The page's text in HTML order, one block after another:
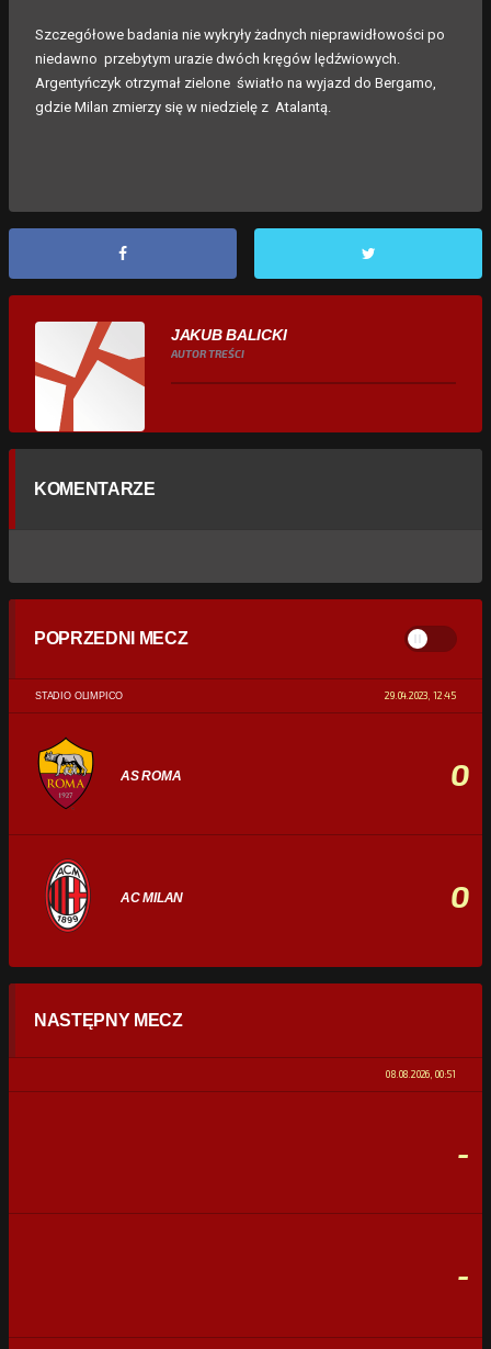
Szczegółowe badania nie wykryły żadnych nieprawidłowości po
niedawno przebytym urazie dwóch kręgów lędźwiowych.
Argentyńczyk otrzymał zielone światło na wyjazd do Bergamo,
gdzie Milan zmierzy się w niedzielę z Atalantą.
JAKUB BALICKI
AUTOR TREŚCI
KOMENTARZE
POPRZEDNI MECZ
STADIO OLIMPICO 29.04.2023, 12:45
AS ROMA 0
AC MILAN 0
STATYSTYKI
0% 100%
NASTĘPNY MECZ
08.08.2026, 00:51
-
-